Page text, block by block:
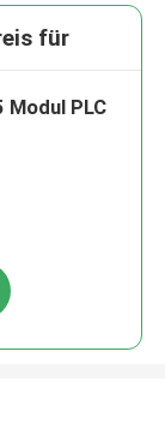
für
Modul PLC